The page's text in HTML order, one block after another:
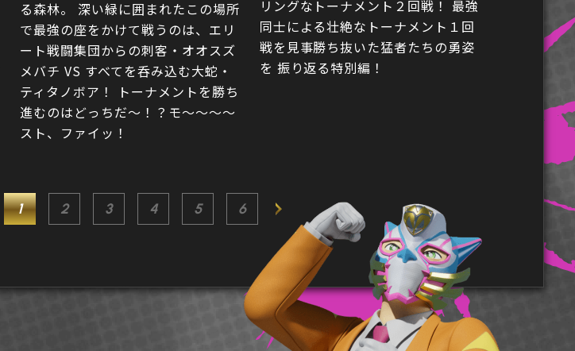
る森林。 深い緑に囲まれたこの場所
で最強の座をかけて戦うのは、エリ
ート戦闘集団からの刺客・オオスズ
メバチ VS すべてを呑み込む大蛇・
ティタノボア！ トーナメントを勝ち
進むのはどっちだ〜！？モ〜〜〜〜
スト、ファイッ！
リングなトーナメント２回戦！ 最強
同士による壮絶なトーナメント１回
戦を見事勝ち抜いた猛者たちの勇姿
を 振り返る特別編！
1 2 3 4 5 6